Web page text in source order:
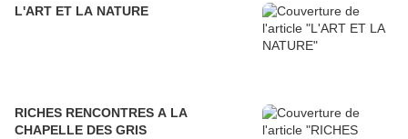
L'ART ET LA NATURE
RICHES RENCONTRES A LA
CHAPELLE DES GRIS